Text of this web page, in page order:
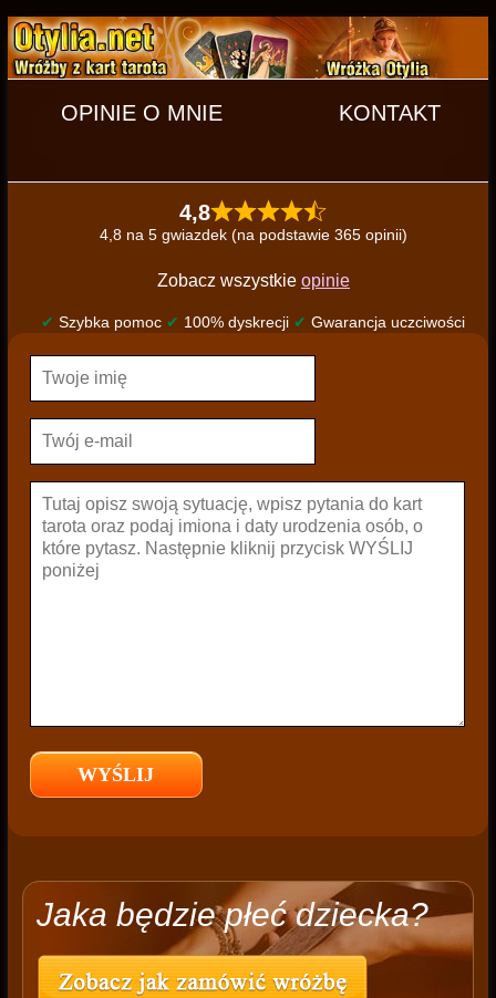
OPINIE O MNIE KONTAKT
4,8
4,8 na 5 gwiazdek (na podstawie 365 opinii)
Zobacz wszystkie opinie
✔ Szybka pomoc ✔ 100% dyskrecji ✔ Gwarancja uczciwości
Jaka będzie płeć dziecka?